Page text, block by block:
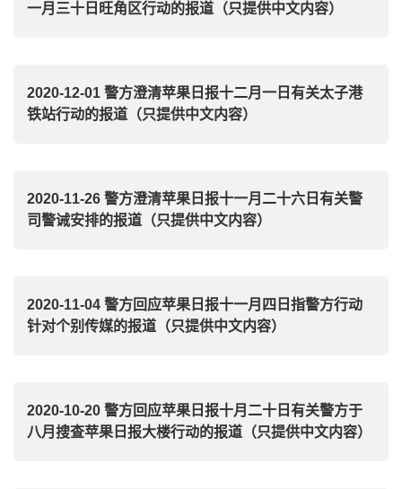
一月三十日旺角区行动的报道（只提供中文内容）
2020-12-01 警方澄清苹果日报十二月一日有关太子港
铁站行动的报道（只提供中文内容）
2020-11-26 警方澄清苹果日报十一月二十六日有关警
司警诫安排的报道（只提供中文内容）
2020-11-04 警方回应苹果日报十一月四日指警方行动
针对个别传媒的报道（只提供中文内容）
2020-10-20 警方回应苹果日报十月二十日有关警方于
八月搜查苹果日报大楼行动的报道（只提供中文内容）